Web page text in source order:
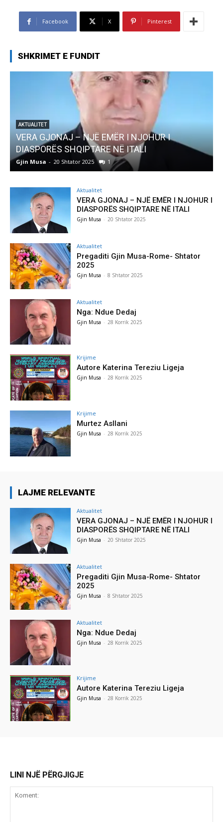
Facebook X Pinterest
SHKRIMET E FUNDIT
AKTUALITET
Pregaditi Gjin Musa-Rome- Shtator 2025
Gjin Musa - 8 Shtator 2025 0
Aktualitet
VERA GJONAJ – NJË EMËR I NJOHUR I
DIASPORËS SHQIPTARE NË ITALI
Gjin Musa - 20 Shtator 2025
Aktualitet
Pregaditi Gjin Musa-Rome- Shtator
2025
Gjin Musa - 8 Shtator 2025
Aktualitet
Nga: Ndue Dedaj
Gjin Musa - 28 Korrik 2025
Krijime
Autore Katerina Tereziu Ligeja
Gjin Musa - 28 Korrik 2025
Krijime
Murtez Asllani
Gjin Musa - 28 Korrik 2025
LAJME RELEVANTE
Aktualitet
VERA GJONAJ – NJË EMËR I NJOHUR I
DIASPORËS SHQIPTARE NË ITALI
Gjin Musa - 20 Shtator 2025
Aktualitet
Pregaditi Gjin Musa-Rome- Shtator
2025
Gjin Musa - 8 Shtator 2025
Aktualitet
Nga: Ndue Dedaj
Gjin Musa - 28 Korrik 2025
Krijime
Autore Katerina Tereziu Ligeja
Gjin Musa - 28 Korrik 2025
LINI NJË PËRGJIGJE